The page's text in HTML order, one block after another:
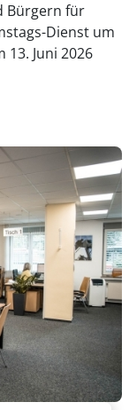
Bürgern für
Dienst um
Juni 2026